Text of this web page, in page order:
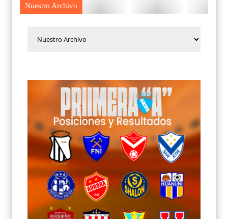
Nuestro Archivo